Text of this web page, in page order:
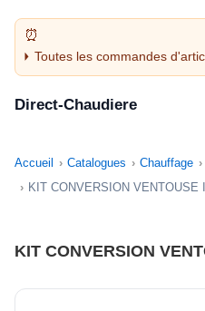
Toutes les commandes
avant 14H sont expédiées le
Direct-Chaudiere
Accueil Catalogues Chauffage
KIT CONVERSION VENTOUSE
KIT CONVERSION